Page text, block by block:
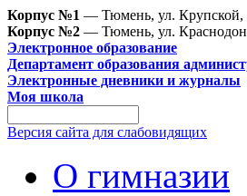
Корпус №1 — Тюмень, ул. Крупской,
Корпус №2 — Тюмень, ул.
Электронное образование
Департамент образования
Электронные дневники и журналы
Моя школа
Версия сайта для слабовидящих
О гимназии